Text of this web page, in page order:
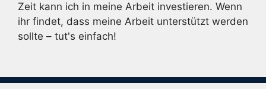
Zeit kann ich in meine Arbeit investieren. Wenn
ihr findet, dass meine Arbeit unterstützt werden
sollte – tut's einfach!